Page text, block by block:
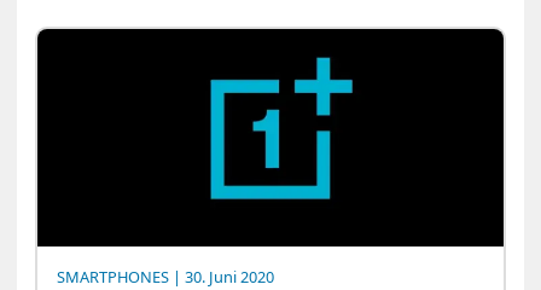
SMARTPHONES | 30. Juni 2020